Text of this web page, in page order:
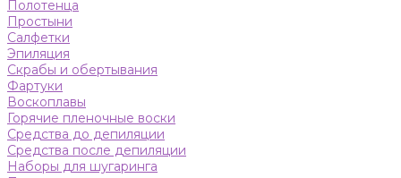
Полотенца
Простыни
Салфетки
Эпиляция
Скрабы и обертывания
Фартуки
Воскоплавы
Горячие пленочные воски
Средства до депиляции
Средства после депиляции
Наборы для шугаринга